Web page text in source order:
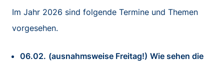
Im Jahr 2026 sind folgende Termine und Themen
vorgesehen.
06.02. (ausnahmsweise Freitag!) Wie sehen die